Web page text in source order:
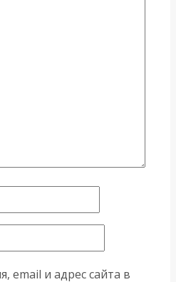
email и адрес сайта в